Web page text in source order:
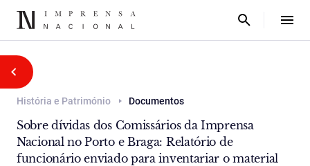
História e Património Documentos
Sobre dívidas dos Comissários da Imprensa
Nacional no Porto e Braga: Relatório de
funcionário enviado para inventariar o material